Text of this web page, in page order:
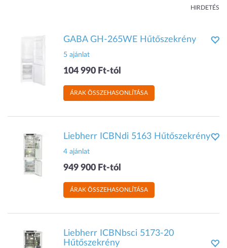
HIRDETÉS
GABA GH-265WE Hűtőszekrény
5 ajánlat
104 990 Ft-tól
ÁRAK ÖSSZEHASONLÍTÁSA
Liebherr ICBNdi 5163 Hűtőszekrény
4 ajánlat
949 900 Ft-tól
ÁRAK ÖSSZEHASONLÍTÁSA
Liebherr ICBNbsci 5173-20
Hűtőszekrény